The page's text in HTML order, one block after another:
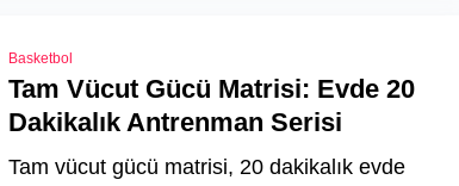
Basketbol
Tam Vücut Gücü Matrisi: Evde 20
Dakikalık Antrenman Serisi
Tam vücut gücü matrisi, 20 dakikalık evde